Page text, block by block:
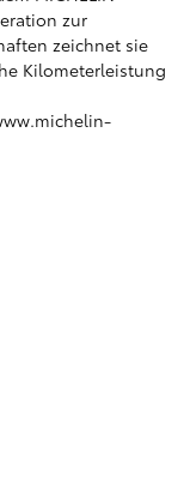
zur
zeichnet sie
Kilometerleistung